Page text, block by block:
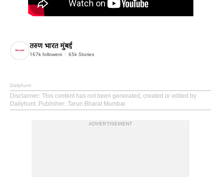
तरुण भारत मुंबई
167k followers 65k Stories
Dailyhunt
Disclaimer: This content has not been generated, created or edited by
Dailyhunt. Publisher: Tarun Bharat Mumbai
ADVERTISEMENT